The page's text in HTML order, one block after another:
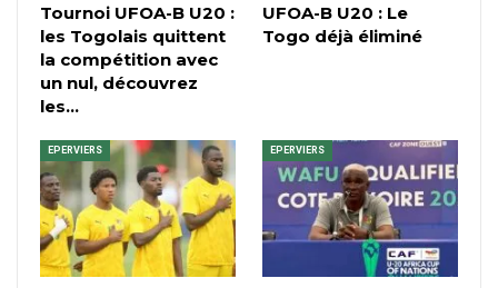
Tournoi UFOA-B U20 :
les Togolais quittent
la compétition avec
un nul, découvrez
les…
UFOA-B U20 : Le
Togo déjà éliminé
EPERVIERS EPERVIERS